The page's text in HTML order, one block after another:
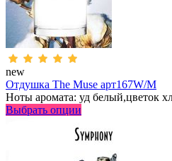
new
Отдушка The Muse арт167W/M
Ноты аромата: уд белый,цветок
Выбрать опции